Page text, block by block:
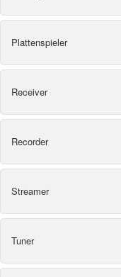
Plattenspieler
Receiver
Recorder
Streamer
Tuner